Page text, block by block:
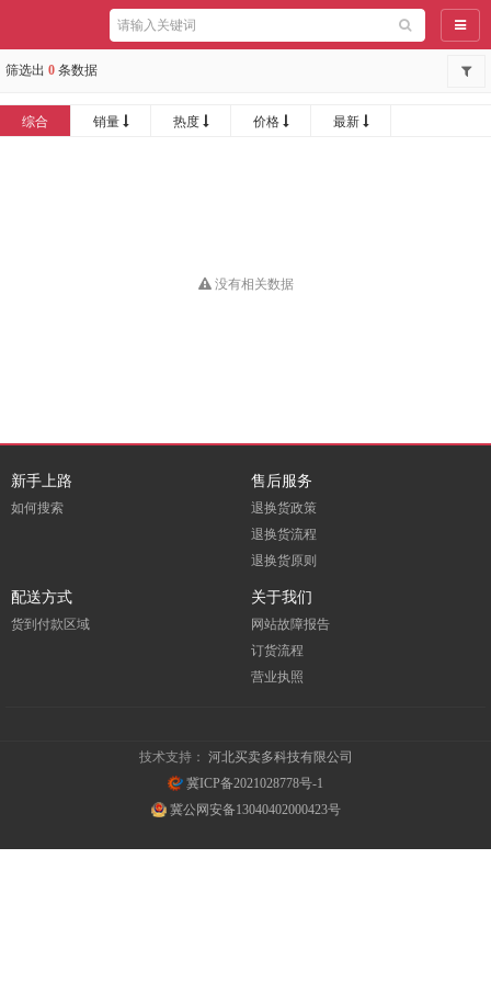
导航
筛选出 0 条数据
综合 销量 热度 价格 最新
没有相关数据
新手上路
如何搜索
售后服务
退换货政策
退换货流程
退换货原则
配送方式
货到付款区域
关于我们
网站故障报告
订货流程
营业执照
技术支持： 河北买卖多科技有限公司
冀ICP备2021028778号-1
冀公网安备13040402000423号